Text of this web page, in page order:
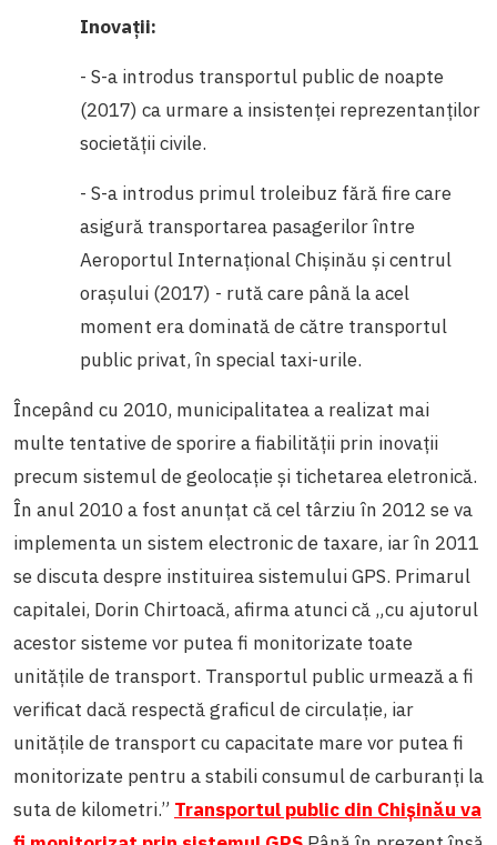
Inovații:
- S-a introdus transportul public de noapte
(2017) ca urmare a insistenței reprezentanților
societății civile.
- S-a introdus primul troleibuz fără fire care
asigură transportarea pasagerilor între
Aeroportul Internațional Chișinău și centrul
orașului (2017) - rută care până la acel
moment era dominată de către transportul
public privat, în special taxi-urile.
Începând cu 2010, municipalitatea a realizat mai
multe tentative de sporire a fiabilității prin inovații
precum sistemul de geolocație și tichetarea eletronică.
În anul 2010 a fost anunțat că cel târziu în 2012 se va
implementa un sistem electronic de taxare, iar în 2011
se discuta despre instituirea sistemului GPS. Primarul
capitalei, Dorin Chirtoacă, afirma atunci că „cu ajutorul
acestor sisteme vor putea fi monitorizate toate
unităţile de transport. Transportul public urmează a fi
verificat dacă respectă graficul de circulaţie, iar
unităţile de transport cu capacitate mare vor putea fi
monitorizate pentru a stabili consumul de carburanţi la
suta de kilometri.” Transportul public din Chişinău va